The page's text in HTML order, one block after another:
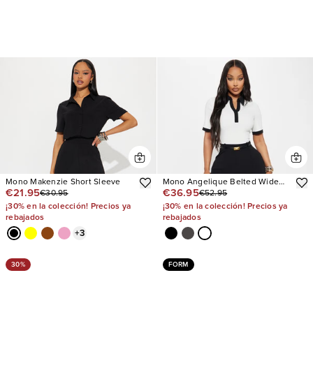
Mono Makenzie Short Sleeve
€21.95€30.95
¡30% en la colección! Precios ya
rebajados
+3
Mono Angelique Belted Wide
Leg
€36.95€52.95
¡30% en la colección! Precios ya
rebajados
30% FORM